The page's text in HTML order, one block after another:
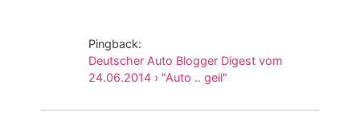
Pingback:
Deutscher Auto Blogger Digest vom
24.06.2014 › "Auto .. geil"